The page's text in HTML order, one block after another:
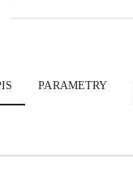
PARAMETRY